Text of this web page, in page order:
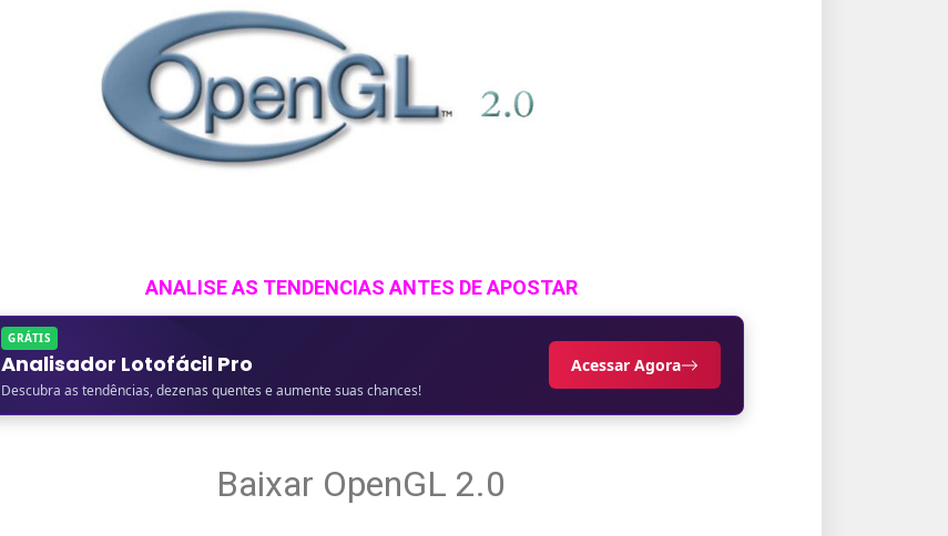
ANALISE AS TENDENCIAS ANTES DE APOSTAR
GRÁTIS
Analisador Lotofácil Pro
Descubra as tendências, dezenas quentes e aumente suas chances!
Acessar Agora
Baixar OpenGL 2.0